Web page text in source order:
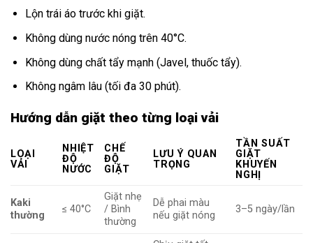
Lộn trái áo trước khi giặt.
Không dùng nước nóng trên 40°C.
Không dùng chất tẩy mạnh (Javel, thuốc tẩy).
Không ngâm lâu (tối đa 30 phút).
Hướng dẫn giặt theo từng loại vải
LOẠI
VẢI
NHIỆT
ĐỘ
NƯỚC
CHẾ
ĐỘ
GIẶT
LƯU Ý QUAN
TRỌNG
TẦN SUẤT
GIẶT
KHUYẾN
NGHỊ
Kaki
thường
≤ 40°C
Giặt nhẹ
/ Bình
thường
Dễ phai màu
nếu giặt nóng
3–5 ngày/lần